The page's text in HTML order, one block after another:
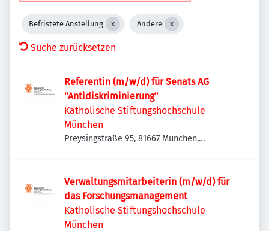
Befristete Anstellung Andere
Suche zurücksetzen
Referentin (m/w/d) für Senats AG
"Antidiskriminierung"
Katholische Stiftungshochschule
München
Preysingstraße 95, 81667 München,
Verwaltungsmitarbeiterin (m/w/d) für
das Forschungsmanagement
Katholische Stiftungshochschule
München